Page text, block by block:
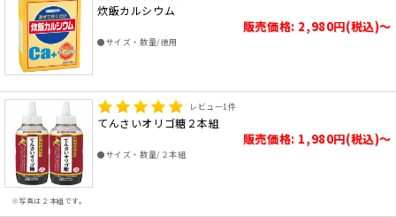
炊飯カルシウム
販売価格: 2,980円(税込)～
●サイズ・数量/徳用
※写真は２本組です。
レビュー1件
てんさいオリゴ糖２本組
販売価格: 1,980円(税込)～
●サイズ・数量/２本組